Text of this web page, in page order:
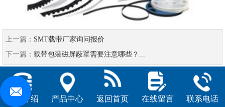
上一篇： SMT载带厂家询问报价
下一篇： 载带包装磁屏蔽罩需要注意哪些？...
公司介绍 产品中心 返回首页 在线留言 联系电话